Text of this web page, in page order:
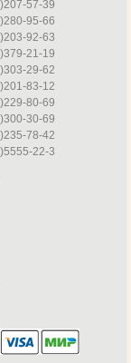
57-39
95-66
92-63
21-19
29-62
83-12
80-69
30-69
78-42
22-3